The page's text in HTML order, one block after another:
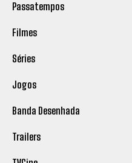
Passatempos
Filmes
Séries
Jogos
Banda Desenhada
Trailers